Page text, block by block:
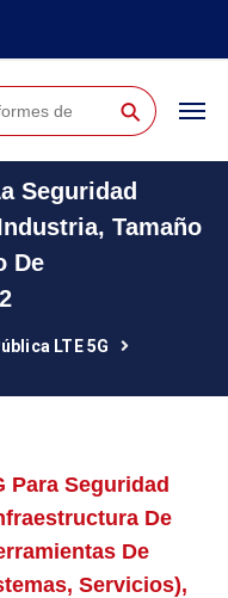
⚲
Seguridad
Tamaño
De
LTE 5G
Para Seguridad
De
De
Servicios),